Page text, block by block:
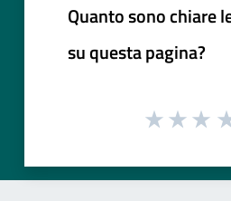
Quanto sono chiare
su questa pagina?